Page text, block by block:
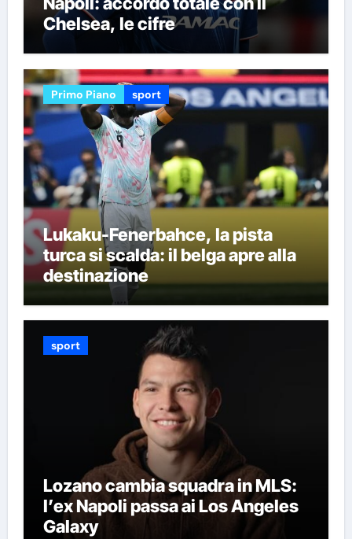
Chelsea, le cifre
Primo Piano sport
Lukaku-Fenerbahce, la pista
turca si scalda: il belga apre alla
destinazione
sport
Lozano cambia squadra in MLS:
l’ex Napoli passa ai Los Angeles
Galaxy